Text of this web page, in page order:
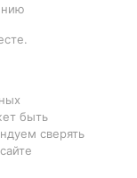
быть
сверять